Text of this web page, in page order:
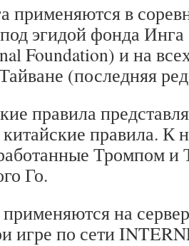
применяются в
эгидой фонда
Foundation) и на
(последняя
правила
правила. К
Тромпом и
Го.
на
игре по сети